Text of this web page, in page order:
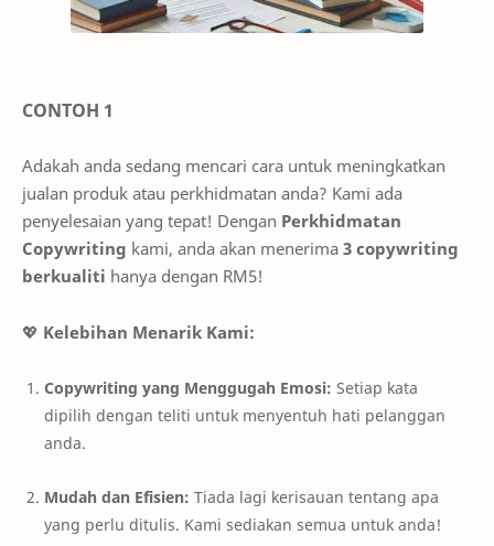
CONTOH 1
Adakah anda sedang mencari cara untuk meningkatkan
jualan produk atau perkhidmatan anda? Kami ada
penyelesaian yang tepat! Dengan Perkhidmatan
Copywriting kami, anda akan menerima 3 copywriting
berkualiti hanya dengan RM5!
💖 Kelebihan Menarik Kami:
Copywriting yang Menggugah Emosi: Setiap kata
dipilih dengan teliti untuk menyentuh hati pelanggan
anda.
Mudah dan Efisien: Tiada lagi kerisauan tentang apa
yang perlu ditulis. Kami sediakan semua untuk anda!